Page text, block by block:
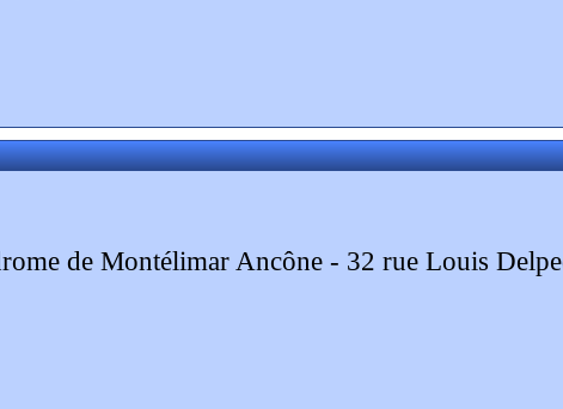
de Montélimar Ancône - 32 rue Louis